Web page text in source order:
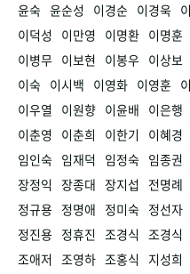
윤숙 윤순성 이경순 이경욱
이덕성
이만영 이명환 이명훈
이병무 이보현 이봉우 이상보
이숙 이시백 이영화 이영훈
이우열
이원향 이윤배 이은행
이춘영
이춘희 이한기 이혜경
임인숙 임재덕 임정숙 임종권
장정익 장종대 장지섭 전명례
정규용 정명애 정미숙 정선자
정진용 정휴진 조경식 조경식
조애저 조영하 조홍식 지성희